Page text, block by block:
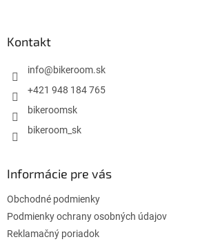
Kontakt
info@bikeroom.sk
+421 948 184 765
bikeroomsk
bikeroom_sk
Informácie pre vás
Obchodné podmienky
Podmienky ochrany osobných údajov
Reklamačný poriadok